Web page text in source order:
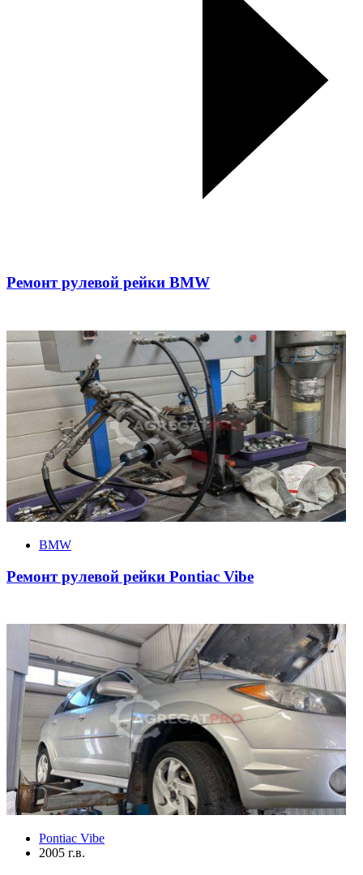
Ремонт рулевой рейки BMW
BMW
Ремонт рулевой рейки Pontiac Vibe
Pontiac Vibe
2005 г.в.